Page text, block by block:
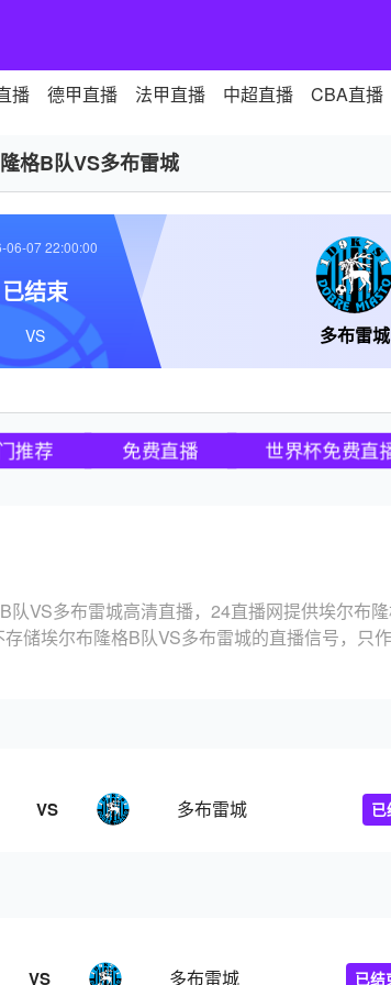
播 德甲直播 法甲直播 中超直播 CBA直播
格B队VS多布雷城
多布雷城
06-07 22:00:00
已结束
VS
推荐 免费直播 世界杯免费直
VS多布雷城高清直播，24直播网提供埃尔布
储埃尔布隆格B队VS多布雷城的直播信号，只
VS 多布雷城 已
VS 多布雷城 已结